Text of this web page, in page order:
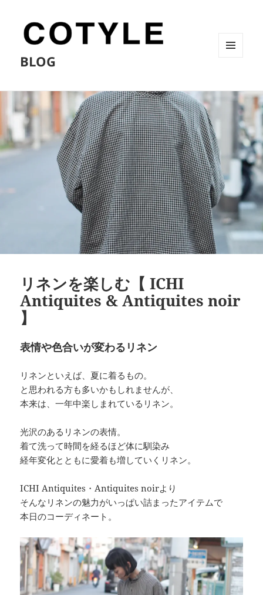
BLOG
ット
リネンを楽しむ【 ICHI
Antiquites & Antiquites noir
】
表情や色合いが変わるリネン
リネンといえば、夏に着るもの。
と思われる方も多いかもしれませんが、
本来は、一年中楽しまれているリネン。
光沢のあるリネンの表情。
着て洗って時間を経るほど体に馴染み
経年変化とともに愛着も増していくリネン。
ICHI Antiquites・Antiquites noirより
そんなリネンの魅力がいっぱい詰まったアイテムで
本日のコーディネート。